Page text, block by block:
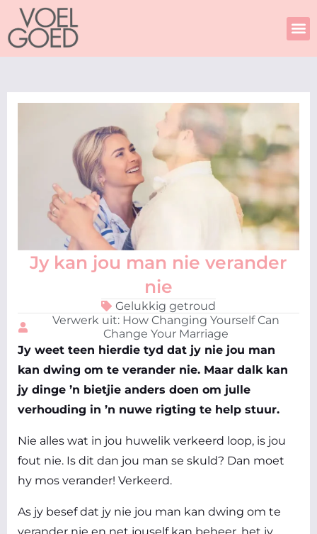
Skip
content
Jy kan jou man nie verander
nie
Gelukkig getroud
Verwerk uit: How Changing Yourself Can
Change Your Marriage
Jy weet teen hierdie tyd dat jy nie jou man
kan dwing om te verander nie. Maar dalk kan
jy dinge ’n bietjie anders doen om julle
verhouding in ’n nuwe rigting te help stuur.
Nie alles wat in jou huwelik verkeerd loop, is jou
fout nie. Is dit dan jou man se skuld? Dan moet
hy mos verander! Verkeerd.
As jy besef dat jy nie jou man kan dwing om te